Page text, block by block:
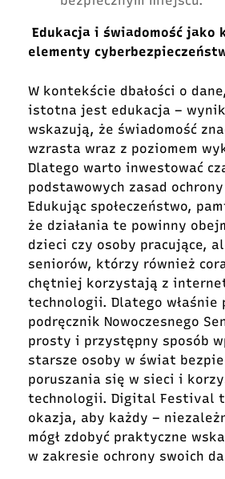
Edukacja i świadomość jako
elementy
W kontekście dbałości o
istotna jest edukacja –
wskazują, że świadomość
wzrasta wraz z poziomem
Dlatego warto inwestować
podstawowych zasad
Edukując społeczeństwo,
że działania te powinny
dzieci czy osoby pracujące,
seniorów, którzy również
chętniej korzystają z
technologii. Dlatego właśnie
podręcznik Nowoczesnego
prosty i przystępny sposób
starsze osoby w świat
poruszania się w sieci i
technologii. Digital Festival
okazja, aby każdy –
mógł zdobyć praktyczne
w zakresie ochrony swoich